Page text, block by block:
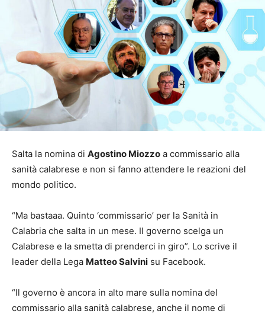
Salta la nomina di Agostino Miozzo a commissario alla
sanità calabrese e non si fanno attendere le reazioni del
mondo politico.
“Ma bastaaa. Quinto ‘commissario’ per la Sanità in
Calabria che salta in un mese. Il governo scelga un
Calabrese e la smetta di prenderci in giro”. Lo scrive il
leader della Lega Matteo Salvini su Facebook.
“Il governo è ancora in alto mare sulla nomina del
commissario alla sanità calabrese, anche il nome di